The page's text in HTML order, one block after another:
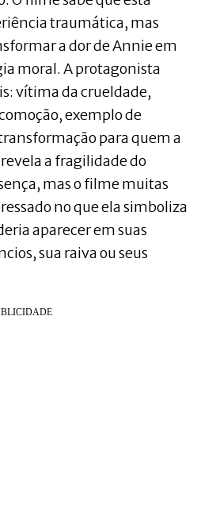
traumática, mas
a dor de Annie em
moral. A protagonista
vítima da crueldade,
exemplo de
para quem a
a fragilidade do
mas o filme muitas
no que ela simboliza
aparecer em suas
sua raiva ou seus